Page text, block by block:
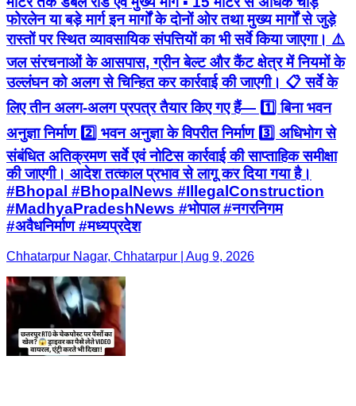
फोरलेन या बड़े मार्ग इन मार्गों के दोनों ओर तथा मुख्य मार्गों से जुड़े
रास्तों पर स्थित व्यावसायिक संपत्तियों का भी सर्वे किया जाएगा। ⚠️
जल संरचनाओं के आसपास, ग्रीन बेल्ट और कैंट क्षेत्र में नियमों के
उल्लंघन को अलग से चिन्हित कर कार्रवाई की जाएगी। 📋 सर्वे के
लिए तीन अलग-अलग प्रपत्र तैयार किए गए हैं— 1️⃣ बिना भवन
अनुज्ञा निर्माण 2️⃣ भवन अनुज्ञा के विपरीत निर्माण 3️⃣ अधिभोग से
संबंधित अतिक्रमण सर्वे एवं नोटिस कार्रवाई की साप्ताहिक समीक्षा
की जाएगी। आदेश तत्काल प्रभाव से लागू कर दिया गया है।
#Bhopal #BhopalNews #IllegalConstruction
#MadhyaPradeshNews #भोपाल #नगरनिगम
#अवैधनिर्माण #मध्यप्रदेश
Chhatarpur Nagar, Chhatarpur | Aug 9, 2026